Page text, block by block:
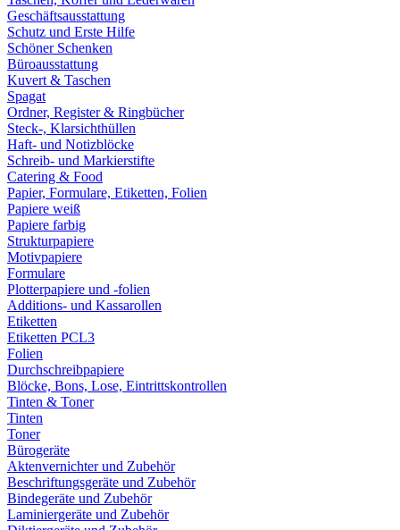
Geschäftsausstattung
Schutz und Erste Hilfe
Schöner Schenken
Büroausstattung
Kuvert & Taschen
Spagat
Ordner, Register & Ringbücher
Steck-, Klarsichthüllen
Haft- und Notizblöcke
Schreib- und Markierstifte
Catering & Food
Papier, Formulare, Etiketten, Folien
Papiere weiß
Papiere farbig
Strukturpapiere
Motivpapiere
Formulare
Plotterpapiere und -folien
Additions- und Kassarollen
Etiketten
Etiketten PCL3
Folien
Durchschreibpapiere
Blöcke, Bons, Lose, Eintrittskontrollen
Tinten & Toner
Tinten
Toner
Bürogeräte
Aktenvernichter und Zubehör
Beschriftungsgeräte und Zubehör
Bindegeräte und Zubehör
Laminiergeräte und Zubehör